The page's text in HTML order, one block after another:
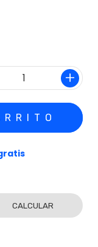
CALCULAR